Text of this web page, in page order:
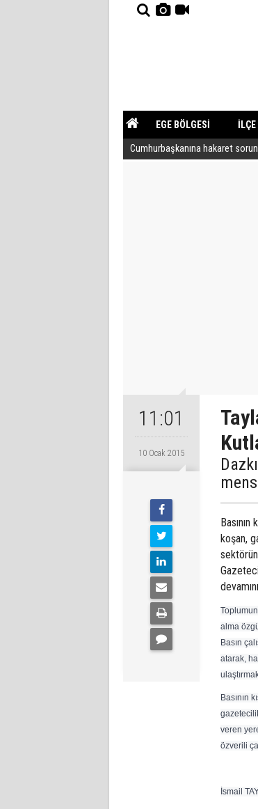
EGE BÖLGESİ İLÇE
YAZARLAR GÜNDEM
Cumhurbaşkanına hakaret
11:01
10 Ocak 2015
koşan,
alma
Basın
atarak,
Basının
veren
özverili
İsmail